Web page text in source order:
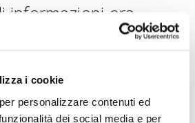
i cookie
personalizzare contenuti ed
dei social media e per
informazioni ora